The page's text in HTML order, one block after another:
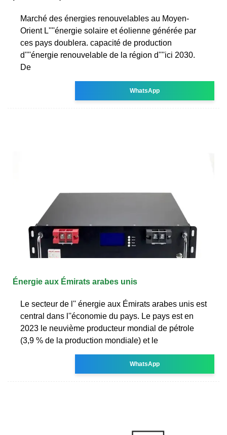
Marché des énergies renouvelables au Moyen-
Orient L''''énergie solaire et éolienne générée par
ces pays doublera. capacité de production
d''''énergie renouvelable de la région d''''ici 2030.
De
WhatsApp
Énergie aux Émirats arabes unis
Le secteur de l'' énergie aux Émirats arabes unis est
central dans l''économie du pays. Le pays est en
2023 le neuvième producteur mondial de pétrole
(3,9 % de la production mondiale) et le
WhatsApp